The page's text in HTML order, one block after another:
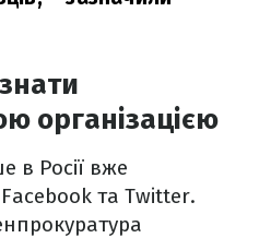
організацією
в Росії вже
та Twitter.